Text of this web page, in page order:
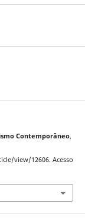
Contemporâneo,
view/12606. Acesso